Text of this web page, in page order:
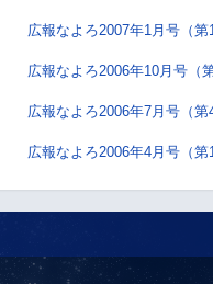
広報なよろ2007年1月号（第
広報なよろ2006年10月号（
広報なよろ2006年7月号（第
広報なよろ2006年4月号（第